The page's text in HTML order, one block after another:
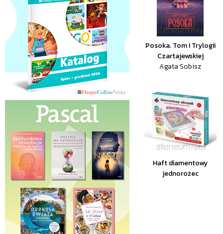
Posoka. Tom I Trylogii
Czartajewskiej
Agata Sobisz
Haft diamentowy
jednorożec